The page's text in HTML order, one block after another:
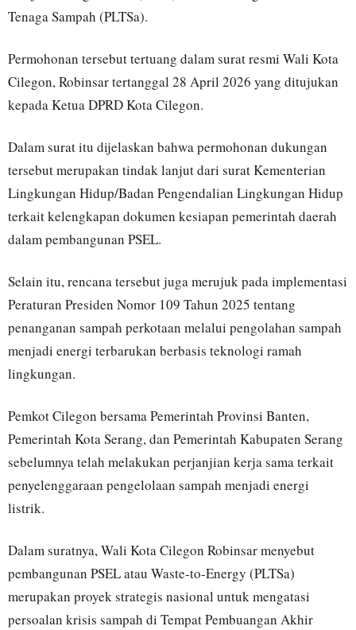
Tenaga Sampah (PLTSa).
Permohonan tersebut tertuang dalam surat resmi Wali Kota
Cilegon, Robinsar tertanggal 28 April 2026 yang ditujukan
kepada Ketua DPRD Kota Cilegon.
Dalam surat itu dijelaskan bahwa permohonan dukungan
tersebut merupakan tindak lanjut dari surat Kementerian
Lingkungan Hidup/Badan Pengendalian Lingkungan Hidup
terkait kelengkapan dokumen kesiapan pemerintah daerah
dalam pembangunan PSEL.
Selain itu, rencana tersebut juga merujuk pada implementasi
Peraturan Presiden Nomor 109 Tahun 2025 tentang
penanganan sampah perkotaan melalui pengolahan sampah
menjadi energi terbarukan berbasis teknologi ramah
lingkungan.
Pemkot Cilegon bersama Pemerintah Provinsi Banten,
Pemerintah Kota Serang, dan Pemerintah Kabupaten Serang
sebelumnya telah melakukan perjanjian kerja sama terkait
penyelenggaraan pengelolaan sampah menjadi energi
listrik.
Dalam suratnya, Wali Kota Cilegon Robinsar menyebut
pembangunan PSEL atau Waste-to-Energy (PLTSa)
merupakan proyek strategis nasional untuk mengatasi
persoalan krisis sampah di Tempat Pembuangan Akhir